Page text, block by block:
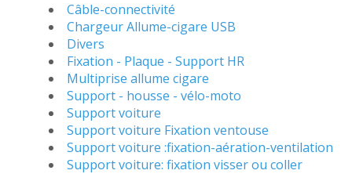
Câble-connectivité
Chargeur Allume-cigare USB
Divers
Fixation - Plaque - Support HR
Multiprise allume cigare
Support - housse - vélo-moto
Support voiture
Support voiture Fixation ventouse
Support voiture :fixation-aération-ventilation
Support voiture: fixation visser ou coller